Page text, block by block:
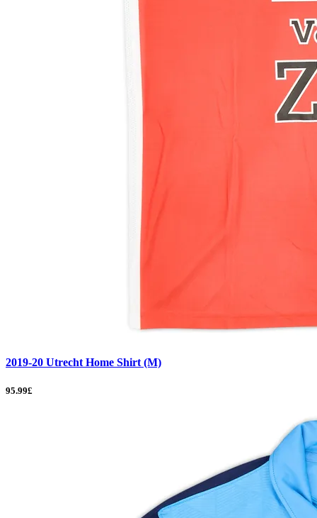
2019-20 Utrecht Home Shirt (M)
95.99£